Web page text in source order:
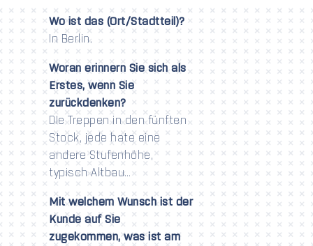
Wo ist das (Ort/Stadtteil)?
In Berlin.
Woran erinnern Sie sich als
Erstes, wenn Sie
zurückdenken?
DIe Treppen in den fünften
Stock, jede hate eine
andere Stufenhöhe,
typisch Altbau…
Mit welchem Wunsch ist der
Kunde auf Sie
zugekommen, was ist am